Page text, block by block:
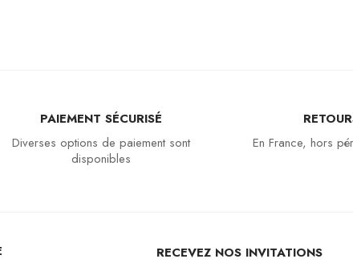
PAIEMENT SÉCURISÉ
Diverses options de paiement sont
disponibles
En France, hors
RECEVEZ NOS INVITATIONS